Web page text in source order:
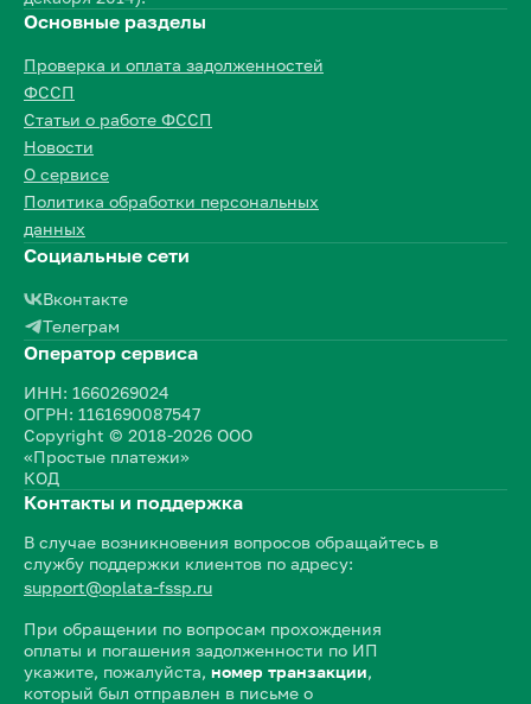
Основные разделы
Проверка и оплата задолженностей
ФССП
Статьи о работе ФССП
Новости
О сервисе
Политика обработки персональных
данных
Социальные сети
Вконтакте
Телеграм
Оператор сервиса
ИНН: 1660269024
ОГРН: 1161690087547
Copyright © 2018-2026 ООО
«Простые платежи»
КОД
Контакты и поддержка
В случае возникновения вопросов обращайтесь в
службу поддержки клиентов по адресу:
support@oplata-fssp.ru
При обращении по вопросам прохождения
оплаты и погашения задолженности по ИП
укажите, пожалуйста, номер транзакции,
который был отправлен в письме о